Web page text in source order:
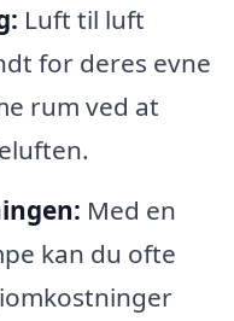
Luft til luft
for deres evne
rum ved at
Med en
kan du ofte